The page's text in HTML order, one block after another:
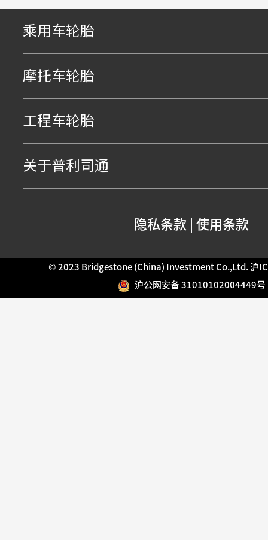
乘用车轮胎
摩托车轮胎
工程车轮胎
关于普利司通
隐私条款 | 使用条款
© 2023 Bridgestone (China) Investment Co.,Ltd.沪
沪公网安备 31010102004449号